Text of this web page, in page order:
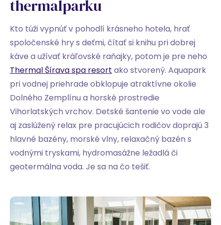
thermalparku
Kto túži vypnúť v pohodlí krásneho hotela, hrať
spoločenské hry s deťmi, čítať si knihu pri dobrej
káve a užívať kráľovské raňajky, potom je pre neho
Thermal Šírava spa resort ako stvorený. Aquapark
pri vodnej priehrade obklopuje atraktívne okolie
Dolného Zemplínu a horské prostredie
Vihorlatských vrchov. Detské šantenie vo vode ale
aj zaslúžený relax pre pracujúcich rodičov doprajú 3
hlavné bazény, morské vlny, relaxačný bazén s
vodnými tryskami, hydromasážne ležadlá či
geotermálna voda. Je sa na čo tešiť.